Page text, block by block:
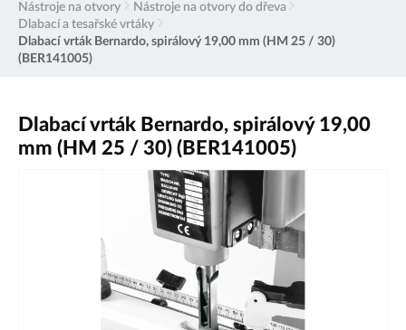
Nástroje na otvory
Nástroje na otvory do dřeva
Dlabací a tesařské vrtáky
Dlabací vrták Bernardo, spirálový 19,00 mm (HM 25 / 30)
(BER141005)
Dlabací vrták Bernardo, spirálový 19,00
mm (HM 25 / 30) (BER141005)